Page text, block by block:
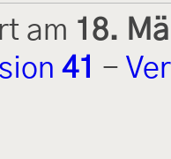
am 18.
41 -